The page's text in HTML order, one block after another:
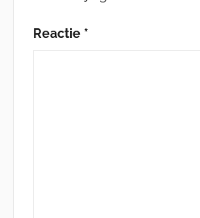
Reactie *